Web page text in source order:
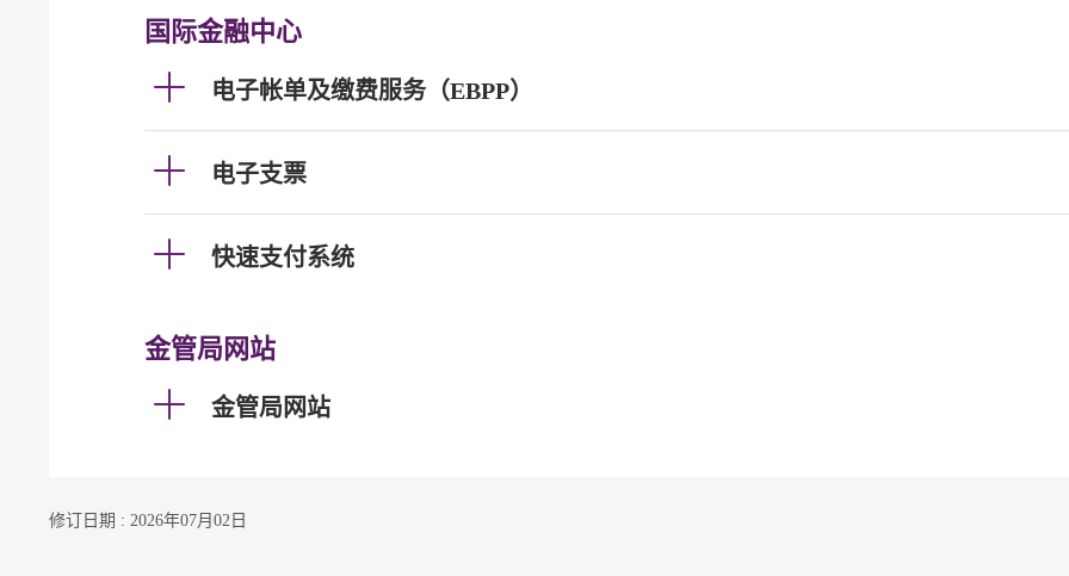
国际金融中心
电子帐单及缴费服务（EBPP）
电子支票
快速支付系统
金管局网站
金管局网站
修订日期 : 2026年07月02日